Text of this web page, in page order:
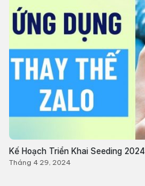
Kế Hoạch Triển Khai Seeding 2024
Tháng 4 29, 2024